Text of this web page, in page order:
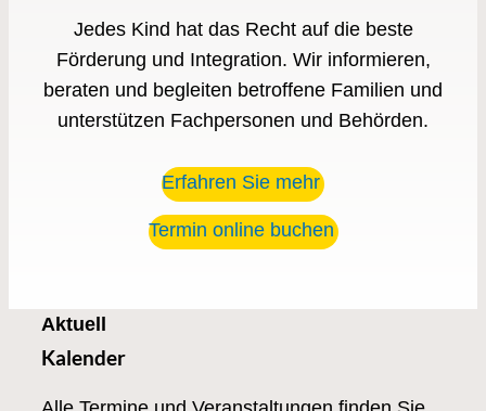
Jedes Kind hat das Recht auf die beste
Förderung und Integration. Wir informieren,
beraten und begleiten betroffene Familien und
unterstützen Fachpersonen und Behörden.
Erfahren Sie mehr
Termin online buchen
Aktuell
Kalender